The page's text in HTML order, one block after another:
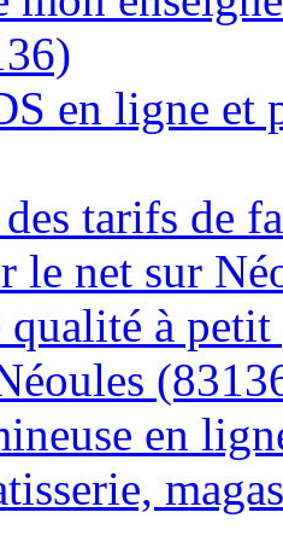
en ligne et
tarifs de
le net sur
qualité à
en